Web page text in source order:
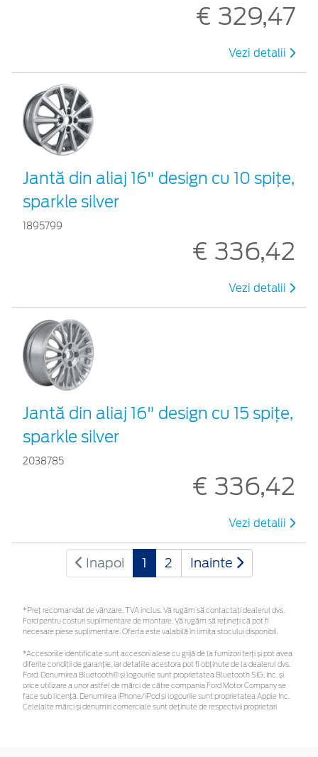
€ 329,47
Vezi detalii
Jantă din aliaj 16" design cu 10 spiţe,
sparkle silver
1895799
€ 336,42
Vezi detalii
Jantă din aliaj 16" design cu 15 spiţe,
sparkle silver
2038785
€ 336,42
Vezi detalii
Inapoi 1 2 Inainte
*Preţ recomandat de vânzare, TVA inclus. Vă rugăm să contactaţi dealerul dvs.
Ford pentru costuri suplimentare de montare. Vă rugăm să rețineți că pot fi
necesare piese suplimentare. Oferta este valabilă în limita stocului disponibil.
*Accesoriile identificate sunt accesorii alese cu grijă de la furnizori terți și pot avea
diferite condiții de garanție, iar detaliile acestora pot fi obținute de la dealerul dvs.
Ford. Denumirea Bluetooth® și logourile sunt proprietatea Bluetooth SIG, Inc. și
orice utilizare a unor astfel de mărci de către compania Ford Motor Company se
face sub licență. Denumirea iPhone/iPod și logourile sunt proprietatea Apple Inc.
Celelalte mărci și denumiri comerciale sunt deținute de respectivii proprietari